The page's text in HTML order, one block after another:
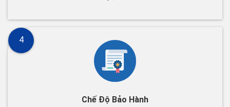
Chế Độ Bảo Hành
4